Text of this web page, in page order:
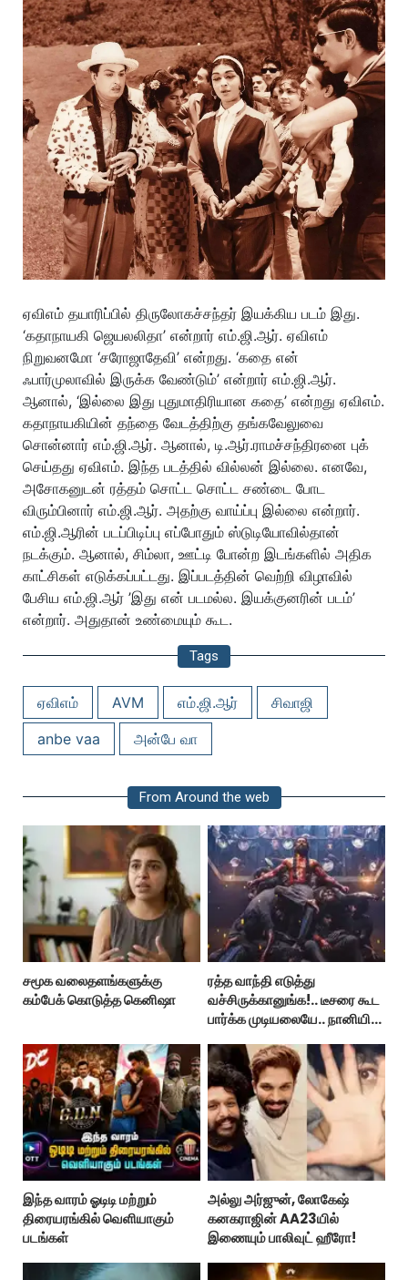
ஏவிஎம் தயாரிப்பில் திருலோகச்சந்தர் இயக்கிய படம் இது.
‘கதாநாயகி ஜெயலலிதா’ என்றார் எம்.ஜி.ஆர். ஏவிஎம்
நிறுவனமோ ‘சரோஜாதேவி’ என்றது. ‘கதை என்
ஃபார்முலாவில் இருக்க வேண்டும்’ என்றார் எம்.ஜி.ஆர்.
ஆனால், ‘இல்லை இது புதுமாதிரியான கதை’ என்றது ஏவிஎம்.
கதாநாயகியின் தந்தை வேடத்திற்கு தங்கவேலுவை
சொன்னார் எம்.ஜி.ஆர். ஆனால், டி.ஆர்.ராமச்சந்திரனை புக்
செய்தது ஏவிஎம். இந்த படத்தில் வில்லன் இல்லை. எனவே,
அசோகனுடன் ரத்தம் சொட்ட சொட்ட சண்டை போட
விரும்பினார் எம்.ஜி.ஆர். அதற்கு வாய்ப்பு இல்லை என்றார்.
எம்.ஜி.ஆரின் படப்பிடிப்பு எப்போதும் ஸ்டுடியோவில்தான்
நடக்கும். ஆனால், சிம்லா, ஊட்டி போன்ற இடங்களில் அதிக
காட்சிகள் எடுக்கப்பட்டது. இப்படத்தின் வெற்றி விழாவில்
பேசிய எம்.ஜி.ஆர் ’இது என் படமல்ல. இயக்குனரின் படம்’
என்றார். அதுதான் உண்மையும் கூட.
Tags
ஏவிஎம் AVM எம்.ஜி.ஆர்
சிவாஜி
anbe vaa
அன்பே வா
From Around the web
சமூக வலைதளங்களுக்கு
கம்பேக் கொடுத்த கெனிஷா
ரத்த வாந்தி எடுத்து
வச்சிருக்கானுங்க!.. டீசரை கூட
பார்க்க முடியலையே.. நானியின்
இந்த வாரம் ஓடிடி மற்றும்
திரையரங்கில் வெளியாகும்
படங்கள்
அல்லு அர்ஜுன், லோகேஷ்
கனகராஜின் AA23யில்
இணையும் பாலிவுட் ஹீரோ!